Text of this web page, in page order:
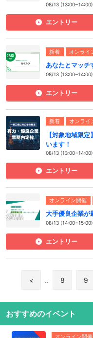
08/13 (13:00~14:00)
エントリー
新着 オンライ
あなたとマッチ
08/13 (13:00~14:00)
エントリー
新着 オンライ
【対象地域限
います！
08/13 (13:00~14:00)
エントリー
オンライン開催
大手優良企業が
08/13 (14:00~15:00)
エントリー
< .. 8 9
おすすめのイベント
オンライン開催